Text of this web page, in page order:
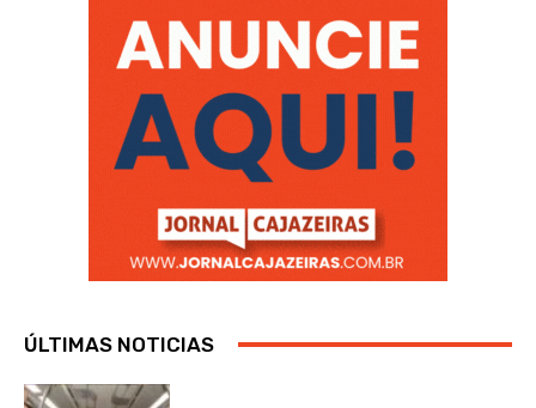
ÚLTIMAS NOTICIAS